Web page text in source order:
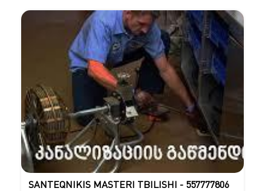
SANTEQNIKIS MASTERI TBILISHI - 557777806